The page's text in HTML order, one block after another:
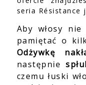
seria Résistance
Aby włosy
pamiętać o
Odżywkę
następnie
czemu łuski